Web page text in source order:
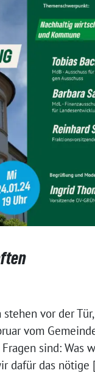
vor der
vom
sind: Was
dafür das nötige